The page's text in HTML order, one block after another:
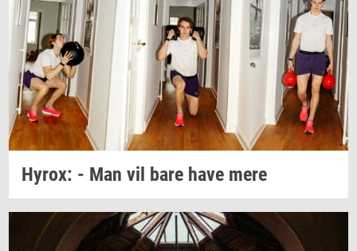
Hyrox: - Man vil bare have mere